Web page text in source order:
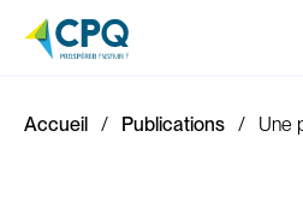
Accueil Publications Une